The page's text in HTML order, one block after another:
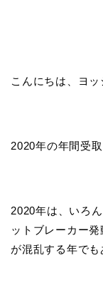
こんにちは、ヨッ
2020年の年間受
2020年は、いろ
ットブレーカー
が混乱する年でも